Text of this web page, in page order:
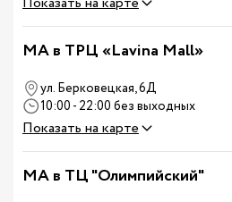
MA в ТРЦ «Lavina Mall»
ул. Берковецкая, 6Д
10:00 - 22:00 без выходных
Показать на карте
MA в ТЦ "Олимпийский"